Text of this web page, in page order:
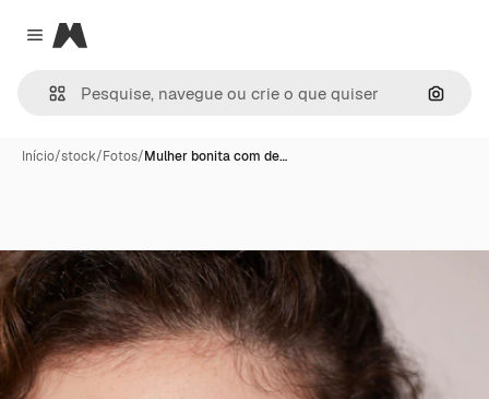
Close menu
Magnific
Início/stock/Fotos/Mulher bonita com de…